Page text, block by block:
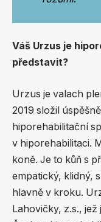
Váš Urzus je
představit?
Urzus je valach
2019 složil
hiporehabilitační
v hiporehabilitaci.
koně. Je to kůň s
empatický, klidný,
hlavně v kroku.
Lahovičky, z.s.,